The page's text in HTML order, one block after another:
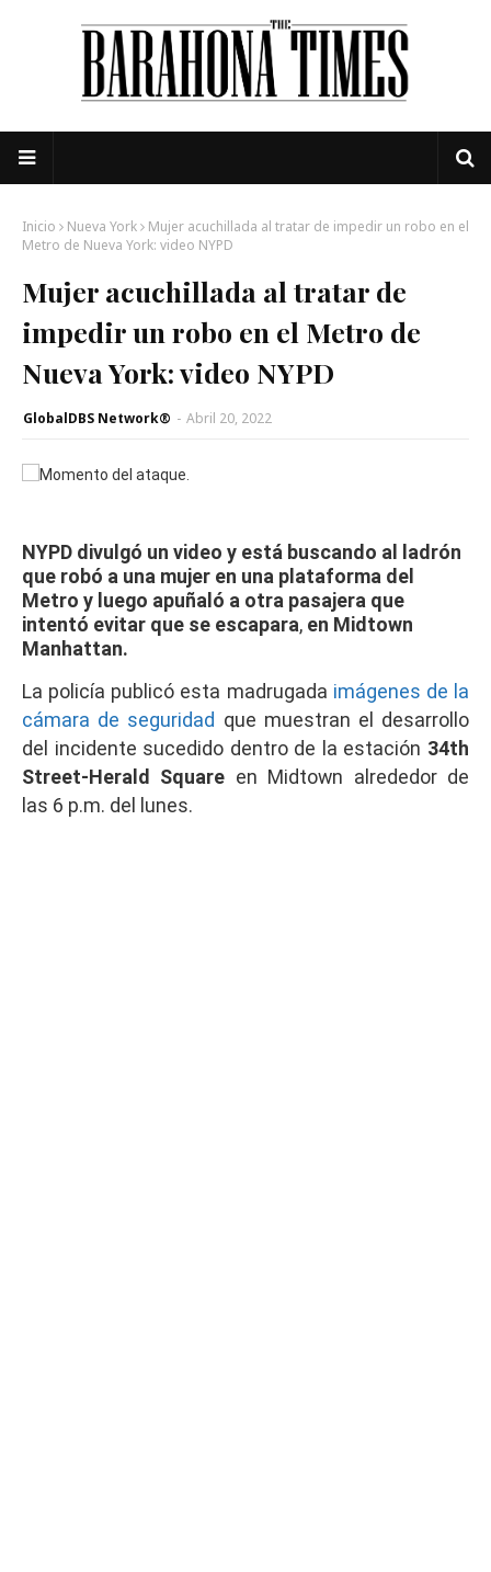
Inicio Nueva York
Mujer acuchillada al tratar de impedir un robo en el
Metro de Nueva York: video NYPD
Mujer acuchillada al tratar de
impedir un robo en el Metro de
Nueva York: video NYPD
GlobalDBS Network® - Abril 20, 2022
NYPD divulgó un video y está buscando al ladrón
que robó a una mujer en una plataforma del
Metro y luego apuñaló a otra pasajera que
intentó evitar que se escapara, en Midtown
Manhattan.
La policía publicó esta madrugada imágenes de la
cámara de seguridad que muestran el desarrollo
del incidente sucedido dentro de la estación 34th
Street-Herald Square en Midtown alrededor de
las 6 p.m. del lunes.